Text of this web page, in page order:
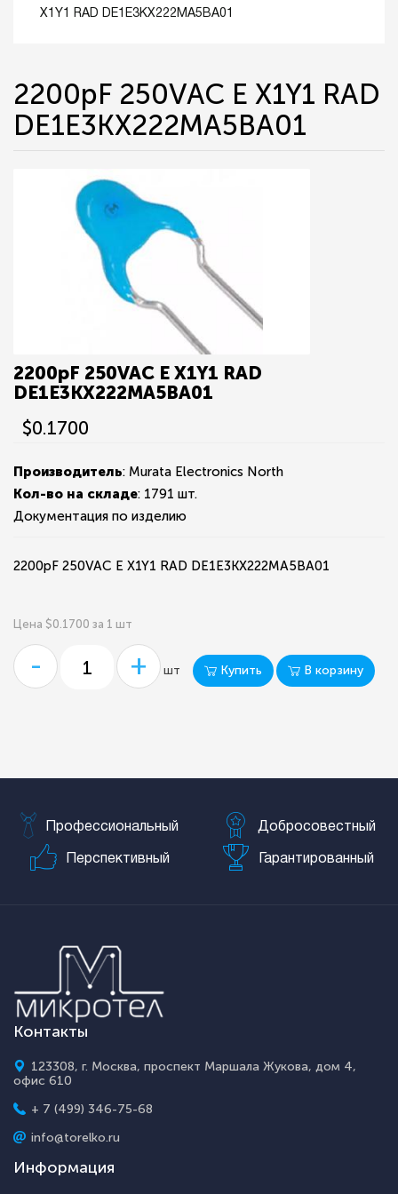
X1Y1 RAD DE1E3KX222MA5BA01
2200pF 250VAC E X1Y1 RAD
DE1E3KX222MA5BA01
2200pF 250VAC E X1Y1 RAD
DE1E3KX222MA5BA01
$0.1700
Производитель: Murata Electronics North
Кол-во на складе: 1791 шт.
Документация по изделию
2200pF 250VAC E X1Y1 RAD DE1E3KX222MA5BA01
Цена $0.1700 за 1 шт
- + шт Купить В корзину
Профессиональный Добросовестный
Перспективный Гарантированный
Контакты
123308, г. Москва, проспект Маршала Жукова, дом 4,
офис 610
+ 7 (499) 346-75-68
info@torelko.ru
Информация